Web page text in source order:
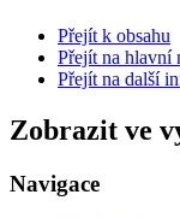
Přejít k obsahu
Přejít na hlavní
Přejít na další
Zobrazit ve
Navigace